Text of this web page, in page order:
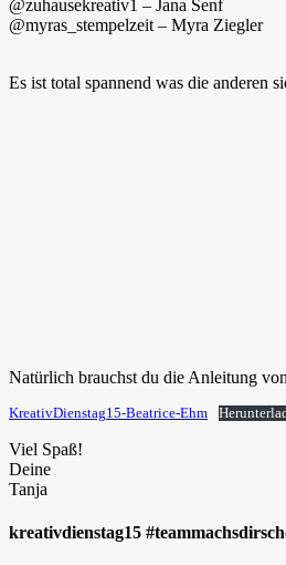
@zuhausekreativ1 – Jana Senf
@myras_stempelzeit – Myra Ziegler
Es ist total spannend was die anderen
Natürlich brauchst du die Anleitung
KreativDienstag15-Beatrice-Ehm
Viel Spaß!
Deine
Tanja
kreativdienstag15